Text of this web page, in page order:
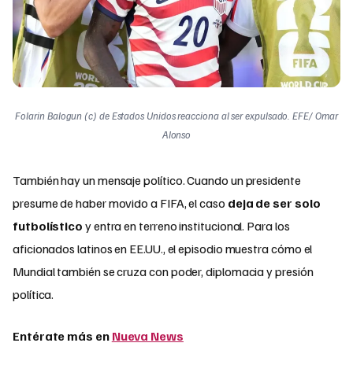
Folarin Balogun (c) de Estados Unidos reacciona al ser expulsado. EFE/ Omar
Alonso
También hay un mensaje político. Cuando un presidente
presume de haber movido a FIFA, el caso deja de ser solo
futbolístico y entra en terreno institucional. Para los
aficionados latinos en EE.UU., el episodio muestra cómo el
Mundial también se cruza con poder, diplomacia y presión
política.
Entérate más en Nueva News